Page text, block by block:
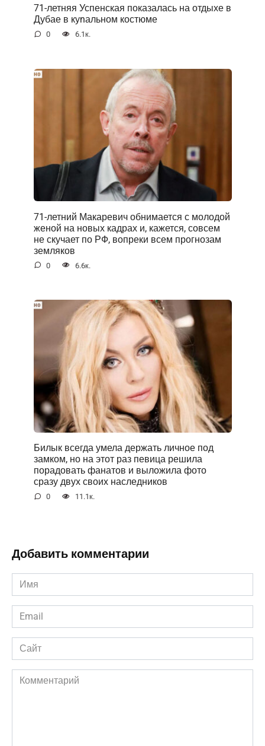
71-летняя Успенская показалась на отдыхе в
Дубае в куnальном костюме
0 6.1к.
71-летний Макаревич обнимается с молодой
женой на новых кадрах и, кажется, совсем
не скучает по РФ, вопреки всем прогнозам
земляков
0 6.6к.
Билык всегда умела держать личное под
замком, но на этот раз певица решила
порадовать фанатов и выложила фото
сразу двух своих наследников
0 11.1к.
Добавить комментарии
Имя
*
Email
*
Сайт
Комментарий